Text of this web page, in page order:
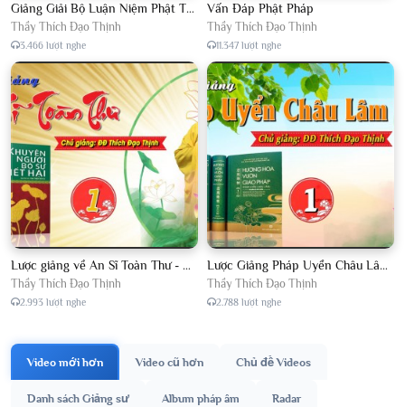
Giảng Giải Bộ Luận Niệm Phật Thập Yếu Năm 2018
Thầy Thích Đạo Thịnh
3.466 lượt nghe
Vấn Đáp Phật Pháp
Thầy Thích Đạo Thịnh
11.347 lượt nghe
Lược giảng về An Sĩ Toàn Thư - Chủ giảng Đại Đức Thích Đạo Thịnh
Thầy Thích Đạo Thịnh
2.993 lượt nghe
Lược Giảng Pháp Uyển Châu Lâm, Chủ giảng Đại Đức Thích Đạo Thịnh
Thầy Thích Đạo Thịnh
2.788 lượt nghe
Video mới hơn Video cũ hơn Chủ đề Videos
Danh sách Giảng sư Album pháp âm Radar